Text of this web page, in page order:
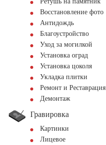
Восстановление фото
Антидождь
Благоустройство
Уход за могилкой
Установка оград
Установка цоколя
Укладка плитки
Ремонт и Реставрация
Демонтаж
Гравировка
Картинки
Лицевое